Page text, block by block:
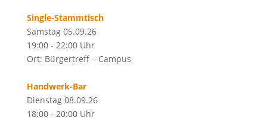
Single-Stammtisch
Samstag 05.09.26
19:00 - 22:00 Uhr
Ort: Bürgertreff – Campus
Handwerk-Bar
Dienstag 08.09.26
18:00 - 20:00 Uhr